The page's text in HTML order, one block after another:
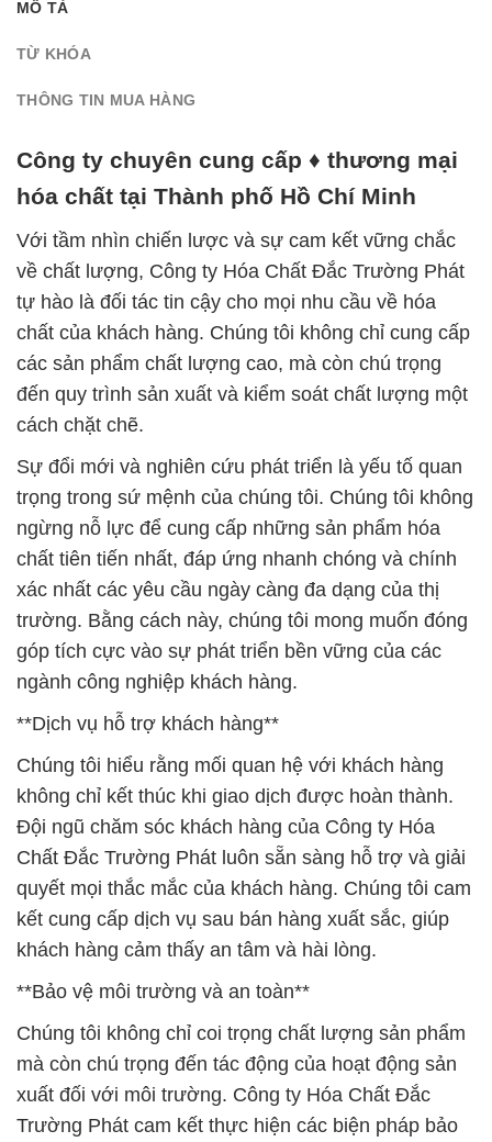
MÔ TẢ
TỪ KHÓA
THÔNG TIN MUA HÀNG
Công ty chuyên cung cấp ♦ thương mại
hóa chất tại Thành phố Hồ Chí Minh
Với tầm nhìn chiến lược và sự cam kết vững chắc
về chất lượng, Công ty Hóa Chất Đắc Trường Phát
tự hào là đối tác tin cậy cho mọi nhu cầu về hóa
chất của khách hàng. Chúng tôi không chỉ cung cấp
các sản phẩm chất lượng cao, mà còn chú trọng
đến quy trình sản xuất và kiểm soát chất lượng một
cách chặt chẽ.
Sự đổi mới và nghiên cứu phát triển là yếu tố quan
trọng trong sứ mệnh của chúng tôi. Chúng tôi không
ngừng nỗ lực để cung cấp những sản phẩm hóa
chất tiên tiến nhất, đáp ứng nhanh chóng và chính
xác nhất các yêu cầu ngày càng đa dạng của thị
trường. Bằng cách này, chúng tôi mong muốn đóng
góp tích cực vào sự phát triển bền vững của các
ngành công nghiệp khách hàng.
**Dịch vụ hỗ trợ khách hàng**
Chúng tôi hiểu rằng mối quan hệ với khách hàng
không chỉ kết thúc khi giao dịch được hoàn thành.
Đội ngũ chăm sóc khách hàng của Công ty Hóa
Chất Đắc Trường Phát luôn sẵn sàng hỗ trợ và giải
quyết mọi thắc mắc của khách hàng. Chúng tôi cam
kết cung cấp dịch vụ sau bán hàng xuất sắc, giúp
khách hàng cảm thấy an tâm và hài lòng.
**Bảo vệ môi trường và an toàn**
Chúng tôi không chỉ coi trọng chất lượng sản phẩm
mà còn chú trọng đến tác động của hoạt động sản
xuất đối với môi trường. Công ty Hóa Chất Đắc
Trường Phát cam kết thực hiện các biện pháp bảo